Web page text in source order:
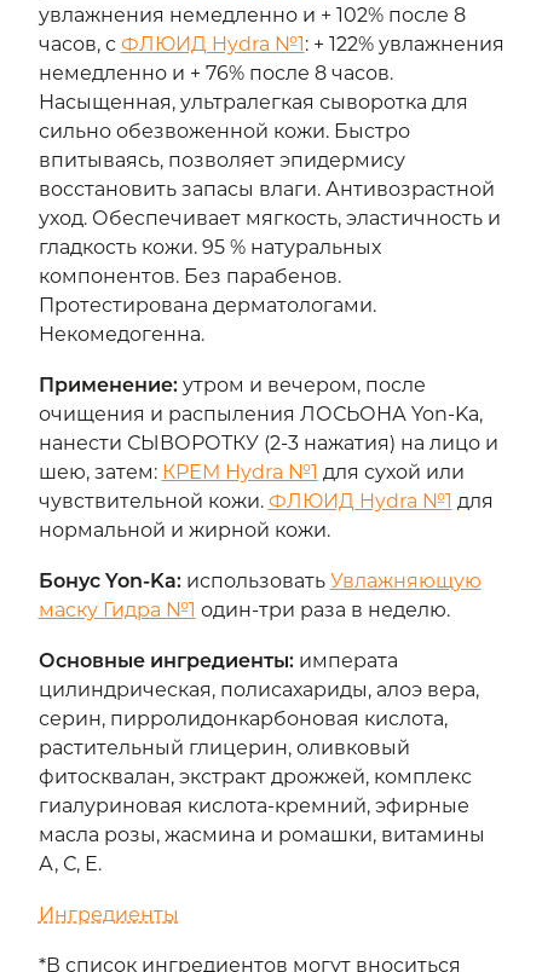
увлажнения немедленно и + 102% после 8
часов, с ФЛЮИД Hydra №1: + 122% увлажнения
немедленно и + 76% после 8 часов.
Насыщенная, ультралегкая сыворотка для
сильно обезвоженной кожи. Быстро
впитываясь, позволяет эпидермису
восстановить запасы влаги. Антивозрастной
уход. Обеспечивает мягкость, эластичность и
гладкость кожи. 95 % натуральных
компонентов. Без парабенов.
Протестирована дерматологами.
Некомедогенна.
Применение:утром и вечером, после
очищения и распыления ЛОСЬОНА Yon-Ka,
нанести СЫВОРОТКУ (2-3 нажатия) на лицо и
шею, затем: КРЕМ Hydra №1 для сухой или
чувствительной кожи. ФЛЮИД Hydra №1 для
нормальной и жирной кожи.
Бонус Yon-Ka:использовать Увлажняющую
маску Гидра №1 один-три раза в неделю.
Основные ингредиенты:императа
цилиндрическая, полисахариды, алоэ вера,
серин, пирролидонкарбоновая кислота,
растительный глицерин, оливковый
фитосквалан, экстракт дрожжей, комплекс
гиалуриновая кислота-кремний, эфирные
масла розы, жасмина и ромашки, витамины
А, С, Е.
Ингредиенты
*В список ингредиентов могут вноситься